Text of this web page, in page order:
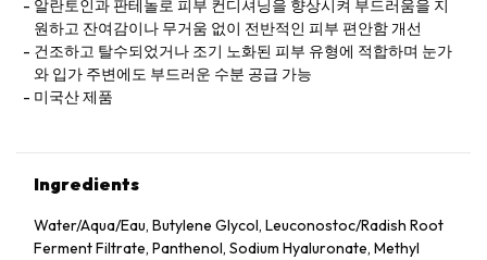
알란토인과 판테놀로 피부 컨디셔닝을 향상시켜 부드러움을 지
원하고 잔여감이나 무거움 없이 전반적인 피부 편안함 개선
건조하고 탈수되었거나 조기 노화된 피부 유형에 적합하며 눈가
와 입가 주변에도 부드러운 수분 공급 가능
미국산 제품
Ingredients
Water/Aqua/Eau, Butylene Glycol, Leuconostoc/Radish Root
Ferment Filtrate, Panthenol, Sodium Hyaluronate, Methyl